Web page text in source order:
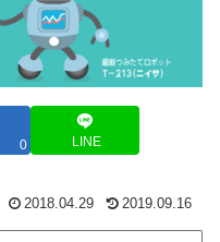
0 LINE
2018.04.29 2019.09.16